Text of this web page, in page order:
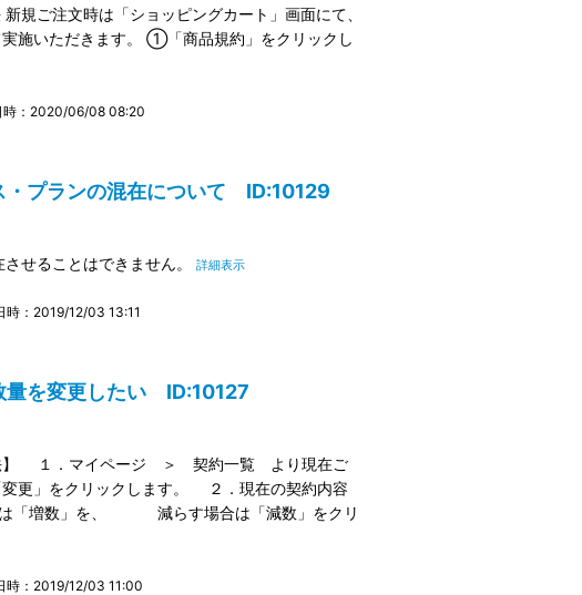
規ご注文時は「ショッピングカート」画面にて、
施いただきます。 ①「商品規約」をクリックし
時：2020/06/08 08:20
・プランの混在について ID:10129
せることはできません。 詳細表示
時：2019/12/03 13:11
量を変更したい ID:10127
】 １．マイページ ＞ 契約一覧 より現在ご
」をクリックします。 ２．現在の契約内容
は「増数」を、 減らす場合は「減数」をクリ
時：2019/12/03 11:00